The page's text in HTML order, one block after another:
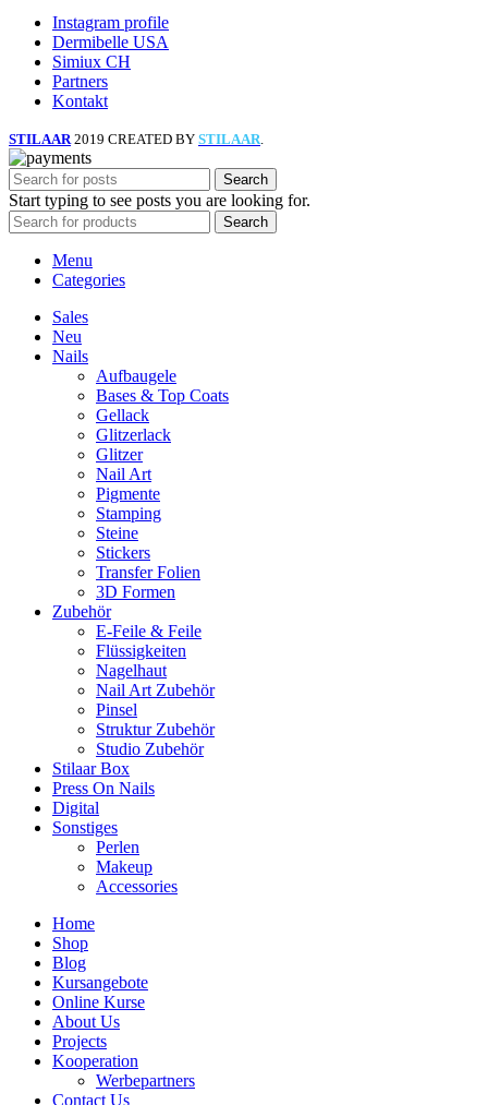
Instagram profile
Dermibelle USA
Simiux CH
Partners
Kontakt
STILAAR 2019 CREATED BY STILAAR.
Search
Start typing to see posts you are looking for.
Search
Menu
Categories
Sales
Neu
Nails
Aufbaugele
Bases & Top Coats
Gellack
Glitzerlack
Glitzer
Nail Art
Pigmente
Stamping
Steine
Stickers
Transfer Folien
3D Formen
Zubehör
E-Feile & Feile
Flüssigkeiten
Nagelhaut
Nail Art Zubehör
Pinsel
Struktur Zubehör
Studio Zubehör
Stilaar Box
Press On Nails
Digital
Sonstiges
Perlen
Makeup
Accessories
Home
Shop
Blog
Kursangebote
Online Kurse
About Us
Projects
Kooperation
Werbepartners
Contact Us